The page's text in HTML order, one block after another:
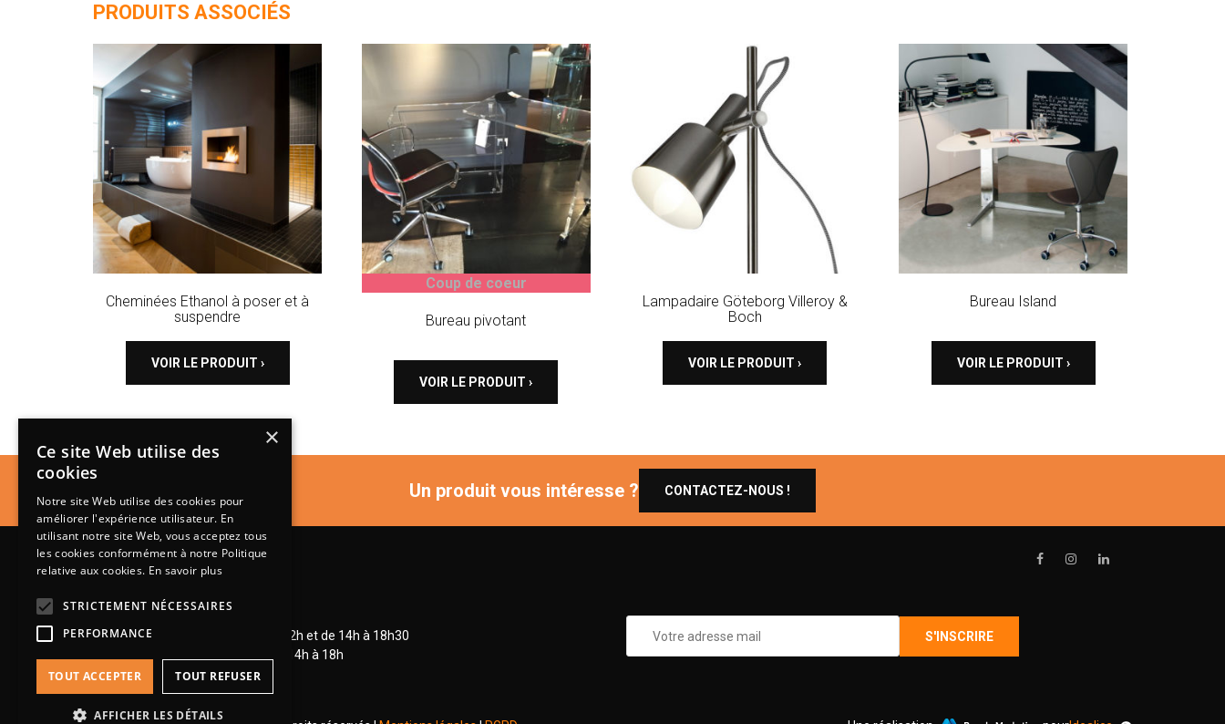
PRODUITS ASSOCIÉS
Cheminées Ethanol à poser et à
suspendre
VOIR LE PRODUIT ›
Coup de coeur
Bureau pivotant
VOIR LE PRODUIT ›
Lampadaire Göteborg Villeroy &
Boch
VOIR LE PRODUIT ›
Bureau Island
VOIR LE PRODUIT ›
Un produit vous intéresse ? CONTACTEZ-NOUS !
Mardi à vendredi de 9h à 12h et de 14h à 18h30
Samedi de 9h à 12h et de 14h à 18h
×
Ce site Web utilise des
cookies
Notre site Web utilise des cookies pour
améliorer l'expérience utilisateur. En
utilisant notre site Web, vous acceptez tous
les cookies conformément à notre Politique
relative aux cookies. En savoir plus
STRICTEMENT NÉCESSAIRES
PERFORMANCE
TOUT ACCEPTER TOUT REFUSER
AFFICHER LES DÉTAILS